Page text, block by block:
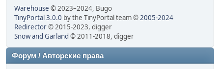
Warehouse © 2023–2024, Bugo
TinyPortal 3.0.0 by the TinyPortal team ©2005-2024
Redirector© 2015-2023, digger
Snow and Garland © 2011-2018, digger
Форум / Авторские права